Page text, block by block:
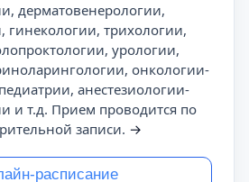
дерматовенерологии,
гинекологии, трихологии,
урологии,
онкологии-
анестезиологии-
и т.д. Прием проводится по
записи. →
расписание